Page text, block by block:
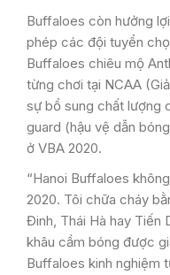
Buffaloes còn hưởng
phép các đội tuyển
Buffaloes chiêu mộ
từng chơi tại NCAA
sự bổ sung chất lượng
guard (hậu vệ dẫn
ở VBA 2020.
“Hanoi Buffaloes
2020. Tôi chữa cháy
Đinh, Thái Hà hay Tiến
khâu cầm bóng được
Buffaloes kinh nghiệm